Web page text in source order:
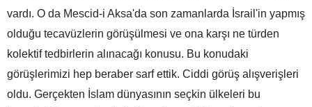
vardı. O da Mescid-i Aksa'da son zamanlarda İsrail'in yapmış
olduğu tecavüzlerin görüşülmesi ve ona karşı ne türden
kolektif tedbirlerin alınacağı konusu. Bu konudaki
görüşlerimizi hep beraber sarf ettik. Ciddi görüş alışverişleri
oldu. Gerçekten İslam dünyasının seçkin ülkeleri bu